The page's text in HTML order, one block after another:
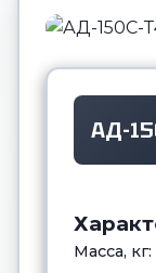
АД-
Масса, кг: